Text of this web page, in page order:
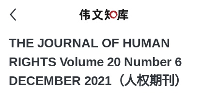
THE JOURNAL OF HUMAN
RIGHTS Volume 20 Number 6
DECEMBER 2021（人权期刊）